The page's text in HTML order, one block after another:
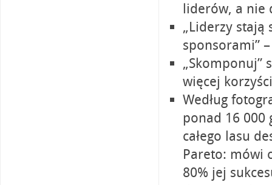
liderów, a nie
„Liderzy stają
sponsorami”
„Skomponuj”
więcej
Według
ponad 16 000
całego lasu
Pareto: mówi
80% jej